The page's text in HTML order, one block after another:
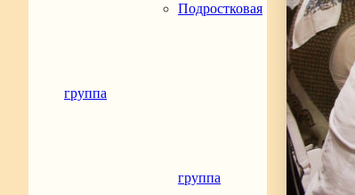
группа
Подростковая
группа